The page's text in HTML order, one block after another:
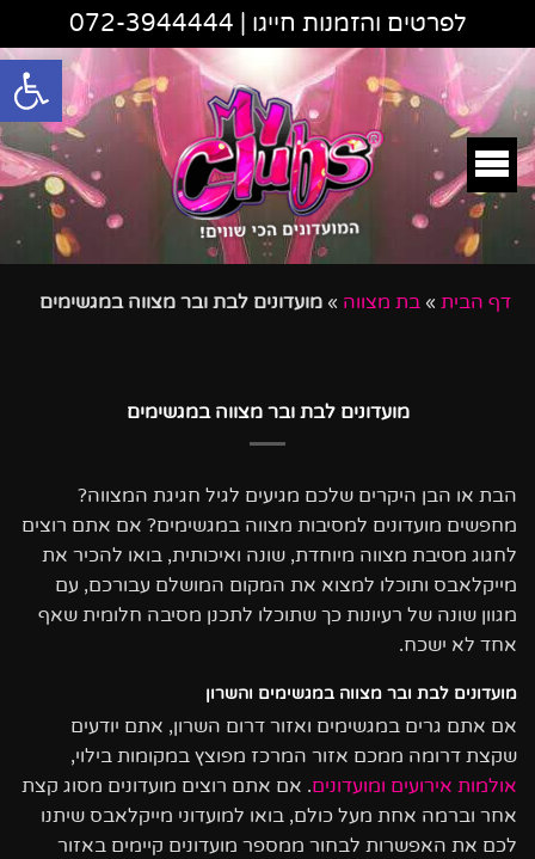
פתח
לפרטים והזמנות חייגו | 072-3944444
דף הבית » בת מצווה » מועדונים לבת ובר מצווה במגשימים
מועדונים לבת ובר מצווה במגשימים
הבת או הבן היקרים שלכם מגיעים לגיל חגיגת המצווה?
מחפשים מועדונים למסיבות מצווה במגשימים? אם אתם רוצים
לחגוג מסיבת מצווה מיוחדת, שונה ואיכותית, בואו להכיר את
מייקלאבס ותוכלו למצוא את המקום המושלם עבורכם, עם
מגוון שונה של רעיונות כך שתוכלו לתכנן מסיבה חלומית שאף
אחד לא ישכח.
מועדונים לבת ובר מצווה במגשימים והשרון
אם אתם גרים במגשימים ואזור דרום השרון, אתם יודעים
שקצת דרומה ממכם אזור המרכז מפוצץ במקומות בילוי,
אולמות אירועים ומועדונים. אם אתם רוצים מועדונים מסוג קצת
אחר וברמה אחת מעל כולם, בואו למועדוני מייקלאבס שיתנו
לכם את האפשרות לבחור ממספר מועדונים קיימים באזור